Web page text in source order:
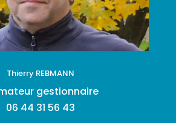
Thierry REBMANN
gestionnaire
06 44 31 56 43